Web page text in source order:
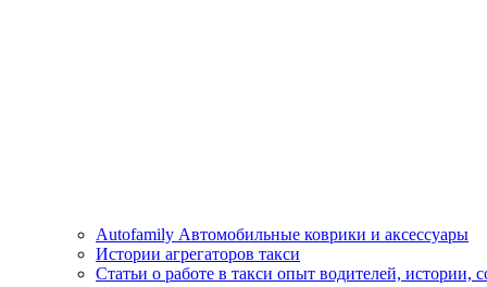
Autofamily Автомобильные коврики и аксессуары
Истории агрегаторов такси
Статьи о работе в такси опыт водителей, истории,